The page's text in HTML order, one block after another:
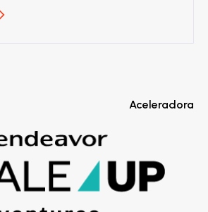
Aceleradora